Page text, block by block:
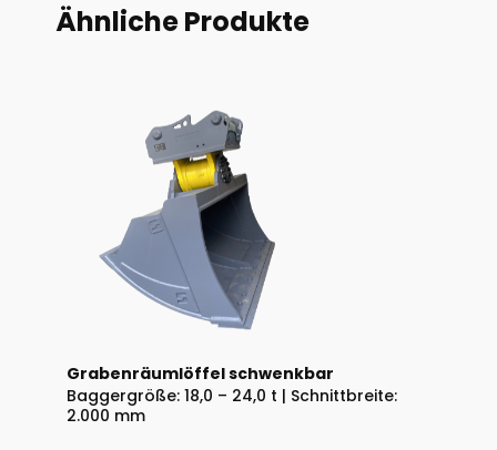
Ähnliche Produkte
Grabenräumlöffel schwenkbar
Baggergröße: 18,0 – 24,0 t | Schnittbreite:
2.000 mm